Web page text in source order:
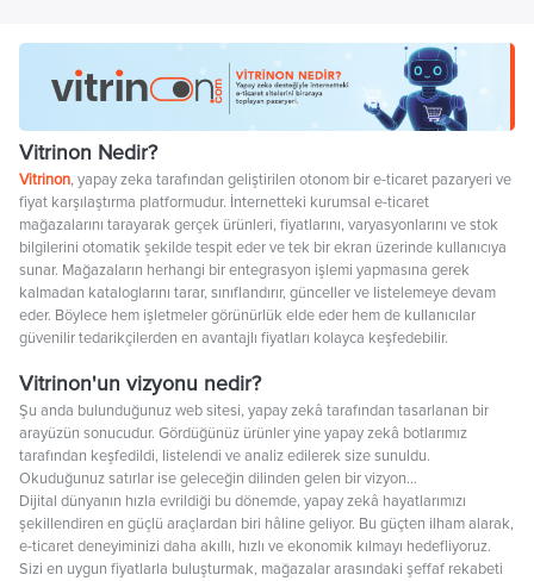
Vitrinon Nedir?
Vitrinon, yapay zeka tarafından geliştirilen otonom bir e-ticaret pazaryeri ve
fiyat karşılaştırma platformudur. İnternetteki kurumsal e-ticaret
mağazalarını tarayarak gerçek ürünleri, fiyatlarını, varyasyonlarını ve stok
bilgilerini otomatik şekilde tespit eder ve tek bir ekran üzerinde kullanıcıya
sunar. Mağazaların herhangi bir entegrasyon işlemi yapmasına gerek
kalmadan kataloglarını tarar, sınıflandırır, günceller ve listelemeye devam
eder. Böylece hem işletmeler görünürlük elde eder hem de kullanıcılar
güvenilir tedarikçilerden en avantajlı fiyatları kolayca keşfedebilir.
Vitrinon'un vizyonu nedir?
Şu anda bulunduğunuz web sitesi, yapay zekâ tarafından tasarlanan bir
arayüzün sonucudur. Gördüğünüz ürünler yine yapay zekâ botlarımız
tarafından keşfedildi, listelendi ve analiz edilerek size sunuldu.
Okuduğunuz satırlar ise geleceğin dilinden gelen bir vizyon…
Dijital dünyanın hızla evrildiği bu dönemde, yapay zekâ hayatlarımızı
şekillendiren en güçlü araçlardan biri hâline geliyor. Bu güçten ilham alarak,
e-ticaret deneyiminizi daha akıllı, hızlı ve ekonomik kılmayı hedefliyoruz.
Sizi en uygun fiyatlarla buluşturmak, mağazalar arasındaki şeffaf rekabeti